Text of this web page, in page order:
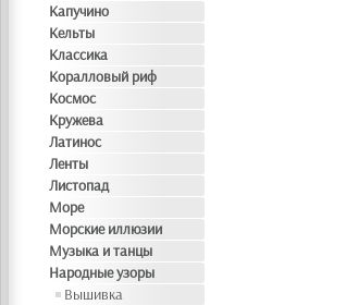
Капучино
Кельты
Классика
Коралловый риф
Космос
Кружева
Латинос
Ленты
Листопад
Море
Морские иллюзии
Музыка и танцы
Народные узоры
Вышивка